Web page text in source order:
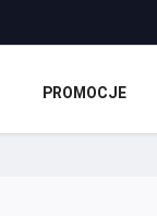
PROMOCJE